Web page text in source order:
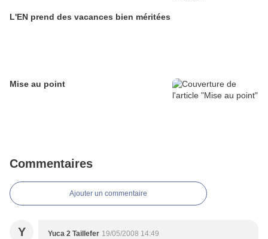
L'EN prend des vacances bien méritées
Mise au point
Commentaires
Ajouter un commentaire
Y Yuca 2 Taillefer 19/05/2008 14:49